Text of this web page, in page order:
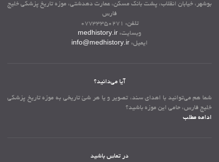
بوشهر، خیابان انقلاب، پشت بانک مسکن، عمارت دهدشتی، موزه تاریخ پزشکی خلیج
فارس
تلفن: 07733350271
وبسایت: medhistory.ir
ایمیل: info@medhistory.ir
آیا می‌دانید؟
شما هم می‌توانید با اهدای سند، تصویر و یا هر شئ تاریخی به موزه تاریخ پزشکی
خلیج فارس، حامی این موزه باشید؟
ادامه مطلب
در تماس باشید